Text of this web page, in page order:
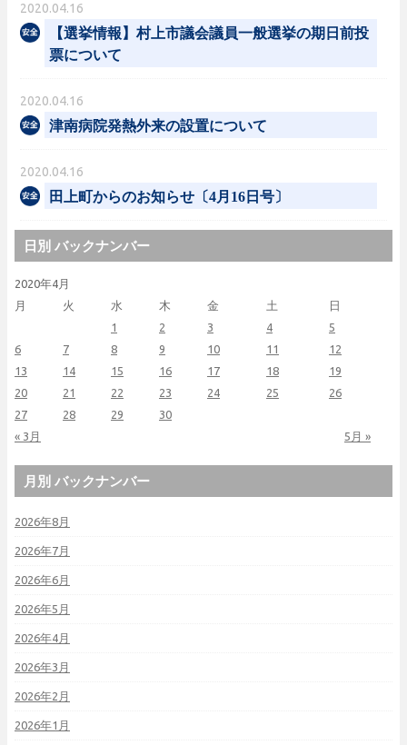
2020.04.16
【選挙情報】村上市議会議員一般選挙の期日前投
票について
2020.04.16
津南病院発熱外来の設置について
2020.04.16
田上町からのお知らせ〔4月16日号〕
日別 バックナンバー
2020年4月
月
火 水 木 金 土 日
« 3月 5月 »
1 2 3 4
5
6
7 8 9 10 11
12
13
14 15 16 17 18
19
20
21 22 23 24 25
26
27
28 29 30
月別 バックナンバー
2026年8月
2026年7月
2026年6月
2026年5月
2026年4月
2026年3月
2026年2月
2026年1月